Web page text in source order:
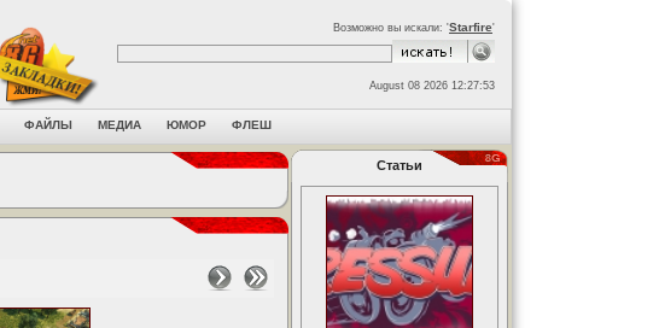
Возможно вы искали: 'Starfire'
August 08 2026 12:27:53
ФАЙЛЫ МЕДИА ЮМОР ФЛЕШ
Статьи